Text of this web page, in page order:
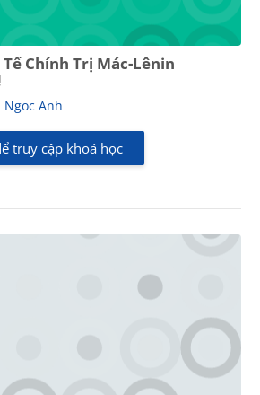
Chính Trị Mác-Lênin
Ngoc Anh
truy cập khoá học